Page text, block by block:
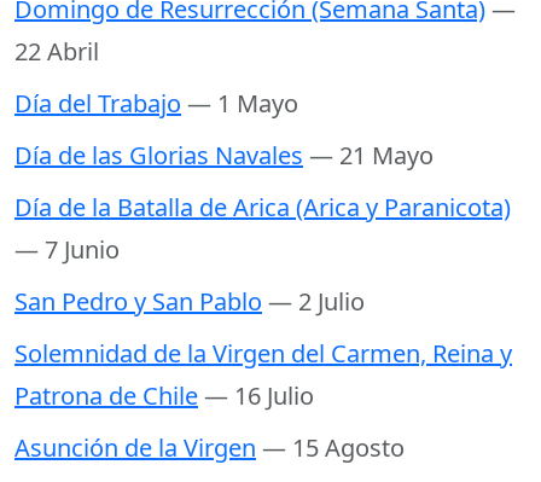
Domingo de Resurrección (Semana Santa)—
22 Abril
Día del Trabajo — 1 Mayo
Día de las Glorias Navales — 21 Mayo
Día de la Batalla de Arica (Arica y Paranicota)
— 7 Junio
San Pedro y San Pablo — 2 Julio
Solemnidad de la Virgen del Carmen, Reina y
Patrona de Chile— 16 Julio
Asunción de la Virgen — 15 Agosto